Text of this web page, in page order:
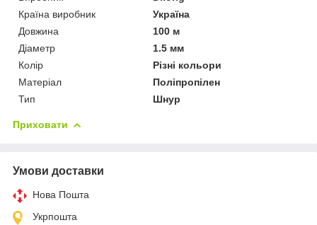
Країна виробник
Україна
Довжина
100 м
Діаметр
1.5 мм
Колір
Різні кольори
Матеріал
Поліпропілен
Тип
Шнур
Приховати
Умови доставки
Нова Пошта
Укрпошта